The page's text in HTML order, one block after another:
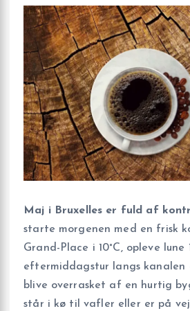
Maj i Bruxelles er fuld af
starte morgenen med en frisk
Grand-Place i 10°C, opleve lune
eftermiddagstur langs kanalen
blive overrasket af en hurtig
står i kø til vafler eller er på